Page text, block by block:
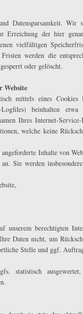
Datensparsamkeit. Wir
Erreichung der hier
vielfältigen
werden die
oder gelöscht.
Website
mittels eines Cookies
Logfiles) beinhalten
Ihres Internet-
welche keine
Inhalte von
Sie werden
unserem berechtigten
Daten nicht, um
Stelle und ggf.
statistisch